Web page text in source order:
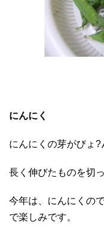
にんにく
にんにくの芽がびょ?
長く伸びたものを切
今年は、にんにくの
で楽しみです。